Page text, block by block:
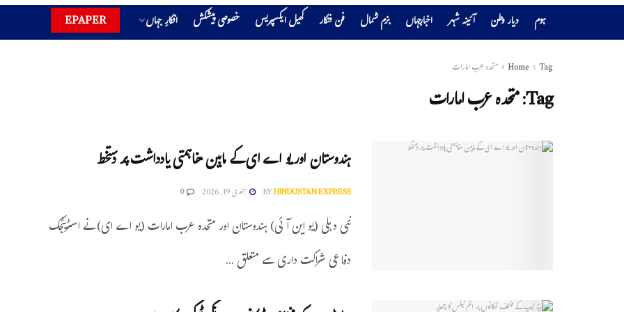
ہوم دیار وطن آئینہ شہر اخبارجہاں بزم شمال فن فنکار کھیل ایکسپریس خصوصی پیشکش افکارِ جہاں EPAPER
Home Tag متحدہ عرب امارات
Tag:متحدہ عرب امارات
ہندوستان اور یو اے ای کے مابین مفاہمتی یادداشت پر دستخط
BYHINDUSTAN EXPRESS جنوری 19, 2026 0
نئی دہلی (یو این آئی) ہندوستان اور متحدہ عرب امارات (یو اے ای) نے اسٹریٹجک
دفاعی شراکت داری سے متعلق ...